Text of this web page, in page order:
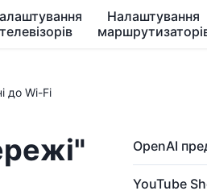
телевізорів
Налаштування
до Wi-Fi
OpenAI
YouTube